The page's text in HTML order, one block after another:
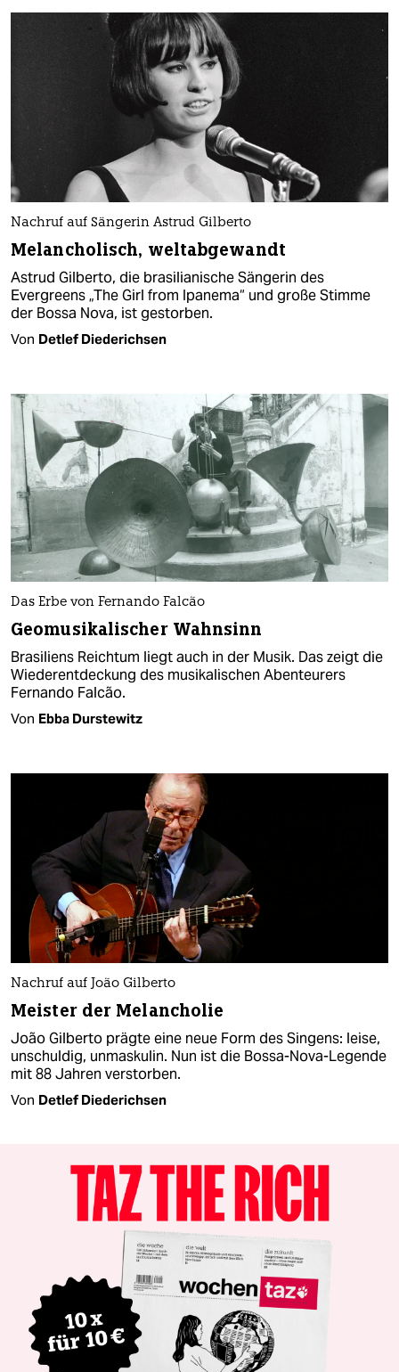
Nachruf auf Sängerin Astrud Gilberto
Melancholisch, weltabgewandt
Astrud Gilberto, die brasilianische Sängerin des
Evergreens „The Girl from Ipanema“ und große Stimme
der Bossa Nova, ist gestorben.
Von Detlef Diederichsen
Das Erbe von Fernando Falcão
Geomusikalischer Wahnsinn
Brasiliens Reichtum liegt auch in der Musik. Das zeigt die
Wiederentdeckung des musikalischen Abenteurers
Fernando Falcão.
Von Ebba Durstewitz
Nachruf auf João Gilberto
Meister der Melancholie
João Gilberto prägte eine neue Form des Singens: leise,
unschuldig, unmaskulin. Nun ist die Bossa-Nova-Legende
mit 88 Jahren verstorben.
Von Detlef Diederichsen